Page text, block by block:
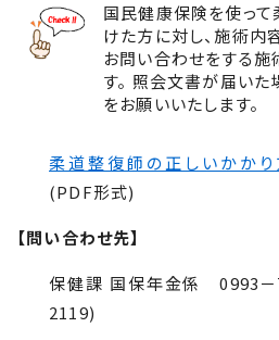
国民健康保険を使っ
けた方に対し、施術内
お問い合わせをする施
す。 照会文書が届いた
をお願いいたします。
柔道整復師の正しいかかり
(PDF形式)
【問い合わせ先】
保健課 国保年金係 0993
2119)